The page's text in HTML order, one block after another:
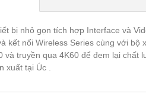
bị nhỏ gọn tích hợp Interface và
kết nối Wireless Series cùng với
và truyền qua 4K60 để đem lại
xuất tại Úc .